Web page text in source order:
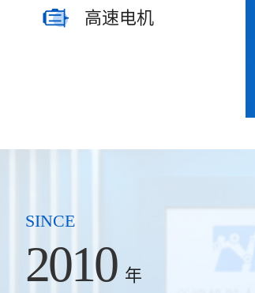
高速电机
SINCE
2010 年